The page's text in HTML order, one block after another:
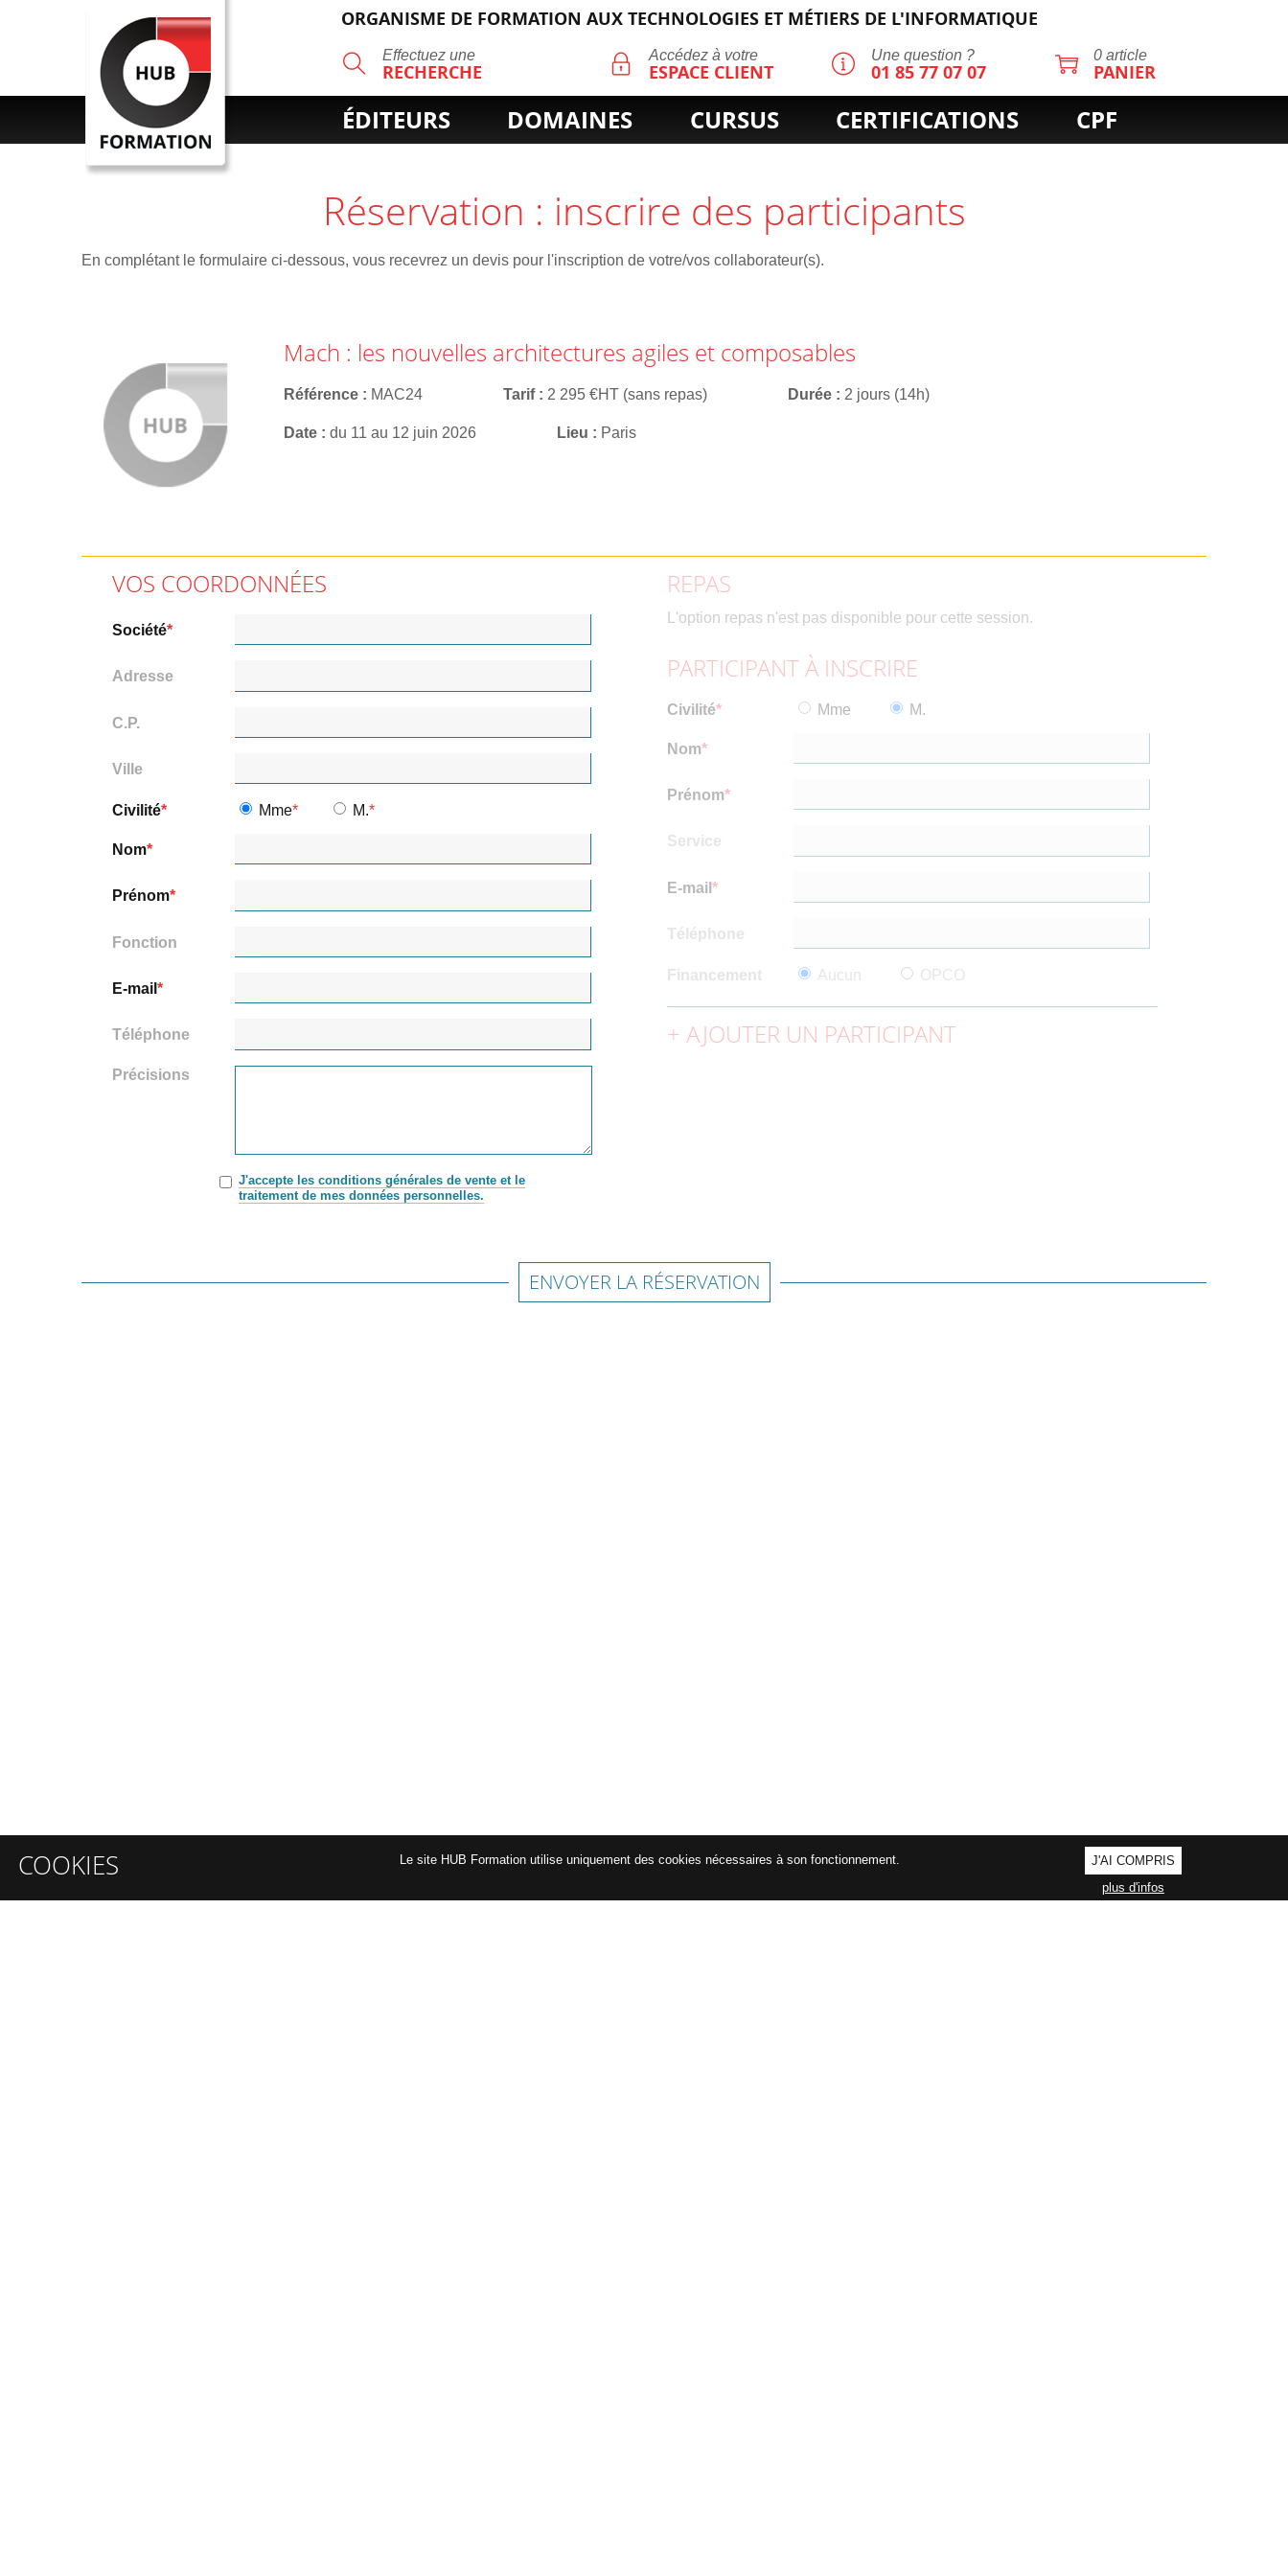
ORGANISME DE FORMATION AUX TECHNOLOGIES ET MÉTIERS DE L'INFORMATIQUE
Effectuez une
RECHERCHE
RECHERCHE Accédez à votre
ESPACE CLIENT
Une question ?
01 85 77 07 07
0 article
PANIER
ÉDITEURS DOMAINES CURSUS CERTIFICATIONS CPF
Réservation : inscrire des participants
En complétant le formulaire ci-dessous, vous recevrez un devis pour l'inscription de votre/vos collaborateur(s).
Mach : les nouvelles architectures agiles et composables
Référence MAC24 Tarif 2 295 €HT (sans repas) Durée 2 jours (14h)
Date du 11 au 12 juin 2026 Lieu Paris
VOS COORDONNÉES
Société
Adresse
C.P.
Ville
Civilité Mme M.
Nom
Prénom
Fonction
E-mail
Téléphone
Précisions
J'accepte les conditions générales de vente et le
traitement de mes données personnelles.
REPAS
L'option repas n'est pas disponible pour cette session.
PARTICIPANT À INSCRIRE
Civilité Mme M.
Nom
Prénom
Service
E-mail
Téléphone
Financement Aucun OPCO
AJOUTER UN PARTICIPANT
ENVOYER LA RÉSERVATION
COOKIES Le site HUB Formation utilise uniquement des cookies nécessaires à son fonctionnement.
J'AI COMPRIS
plus d'infos